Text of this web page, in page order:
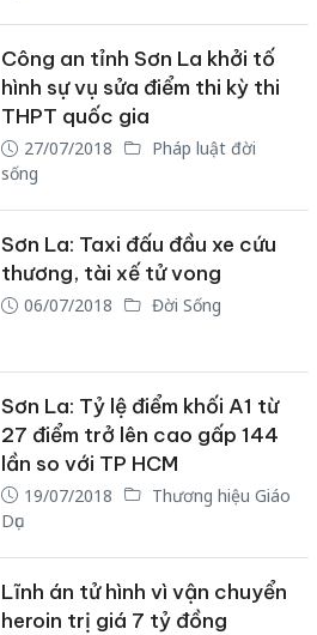
Công an tỉnh Sơn La khởi tố
hình sự vụ sửa điểm thi kỳ thi
THPT quốc gia
27/07/2018
Pháp luật đời
sống
Sơn La: Taxi đấu đầu xe cứu
thương, tài xế tử vong
06/07/2018 Đời Sống
Sơn La: Tỷ lệ điểm khối A1 từ
27 điểm trở lên cao gấp 144
lần so với TP HCM
19/07/2018
Thương hiệu Giáo
Dục
Lĩnh án tử hình vì vận chuyển
heroin trị giá 7 tỷ đồng